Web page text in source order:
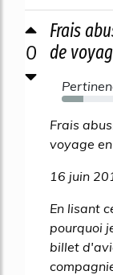
0
Frais
de
39%
Frais
voyage
16 juin
En lisant
pourquoi
billet